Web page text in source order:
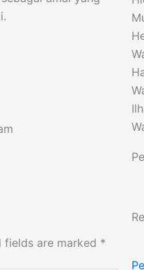
fields are marked *